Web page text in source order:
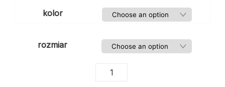
kolor
rozmiar
Dwuczęściowa